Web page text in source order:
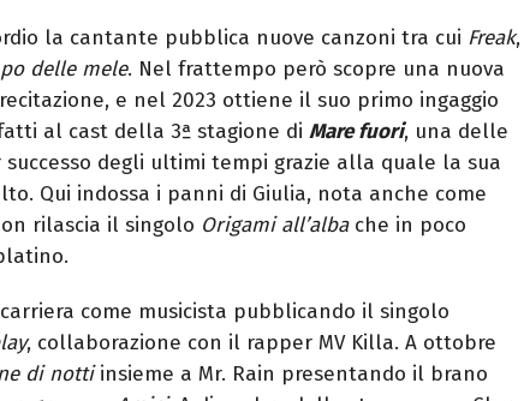
la cantante pubblica nuove canzoni tra cui Freak,
delle mele. Nel frattempo però scopre una nuova
e nel 2023 ottiene il suo primo ingaggio
al cast della 3ª stagione di Mare fuori, una delle
degli ultimi tempi grazie alla quale la sua
Qui indossa i panni di Giulia, nota anche come
rilascia il singolo Origami all’alba che in poco
come musicista pubblicando il singolo
, collaborazione con il rapper MV Killa. A ottobre
di nottiinsieme a Mr. Rain presentando il brano